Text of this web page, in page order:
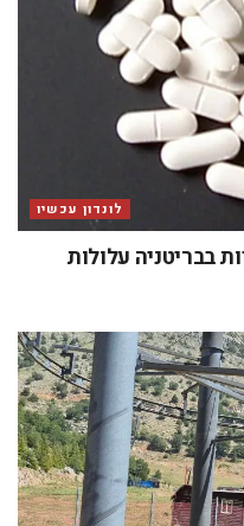
לונדון עכשיו
בבריטניה עלולות